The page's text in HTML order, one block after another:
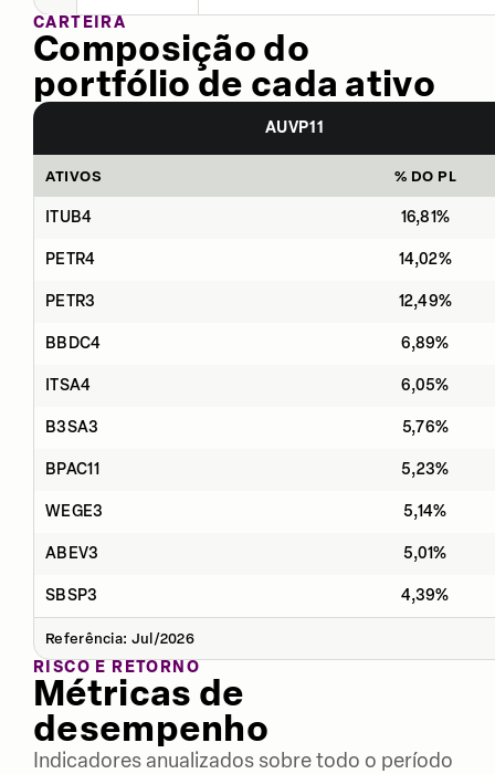
CARTEIRA
Composição do
portfólio de cada ativo
AUVP11
ATIVOS % DO PL
ITUB4 16,81%
PETR4 14,02%
PETR3 12,49%
BBDC4 6,89%
ITSA4 6,05%
B3SA3 5,76%
BPAC11 5,23%
WEGE3 5,14%
ABEV3 5,01%
SBSP3 4,39%
Referência: Jul/2026
RISCO E RETORNO
Métricas de
desempenho
Indicadores anualizados sobre todo o período